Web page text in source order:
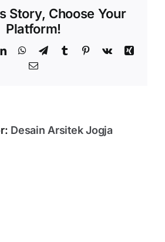
Story, Choose Your
Platform!
LinkedInWhatsApp
TelegramTumblr Pinterest
Vk
Xing
Email
Desain Arsitek Jogja